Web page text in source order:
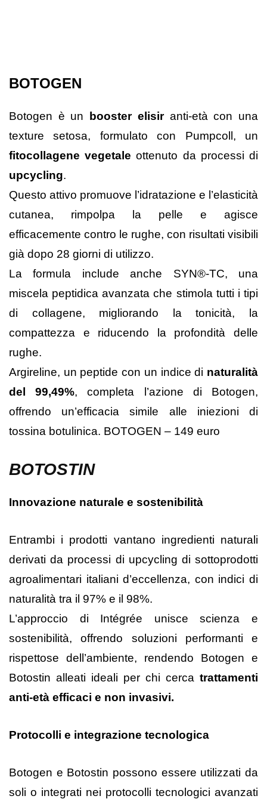
BOTOGEN
Botogen è un booster elisiranti-età con una
texture setosa, formulato con Pumpcoll, un
fitocollagene vegetale ottenuto da processi di
upcycling.
Questo attivo promuove l’idratazione e l’elasticità
cutanea, rimpolpa la pelle e agisce
efficacemente contro le rughe, con risultati visibili
già dopo 28 giorni di utilizzo.
La formula include anche SYN®-TC, una
miscela peptidica avanzata che stimola tutti i tipi
di collagene, migliorando la tonicità, la
compattezza e riducendo la profondità delle
rughe.
Argireline, un peptide con un indice di naturalità
del 99,49%, completa l’azione di Botogen,
offrendo un’efficacia simile alle iniezioni di
tossina botulinica. BOTOGEN – 149 euro
BOTOSTIN
Innovazione naturale e sostenibilità
Entrambi i prodotti vantano ingredienti naturali
derivati da processi di upcycling di sottoprodotti
agroalimentari italiani d’eccellenza, con indici di
naturalità tra il 97% e il 98%.
L’approccio di Intégrée unisce scienza e
sostenibilità, offrendo soluzioni performanti e
rispettose dell’ambiente, rendendo Botogen e
Botostin alleati ideali per chi cerca trattamenti
anti-età efficaci e non invasivi.
Protocolli e integrazione tecnologica
Botogen e Botostin possono essere utilizzati da
soli o integrati nei protocolli tecnologici avanzati